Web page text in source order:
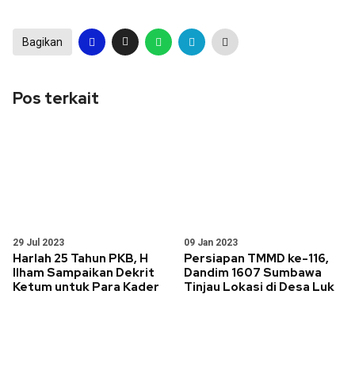
Bagikan
Pos terkait
29 Jul 2023
Harlah 25 Tahun PKB, H
Ilham Sampaikan Dekrit
Ketum untuk Para Kader
09 Jan 2023
Persiapan TMMD ke-116,
Dandim 1607 Sumbawa
Tinjau Lokasi di Desa Luk